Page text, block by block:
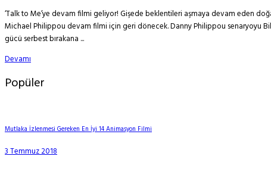
‘Talk to Me’ye devam filmi geliyor! Gişede beklentileri aşmaya devam eden
Michael Philippou devam filmi için geri dönecek. Danny Philippou senaryoyu
gücü serbest bırakana ...
Devamı
Popüler
Mutlaka İzlenmesi Gereken En İyi 14 Animasyon Filmi
3 Temmuz 2018